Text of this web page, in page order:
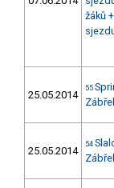
žáků
25.05.2014
55
25.05.2014
54